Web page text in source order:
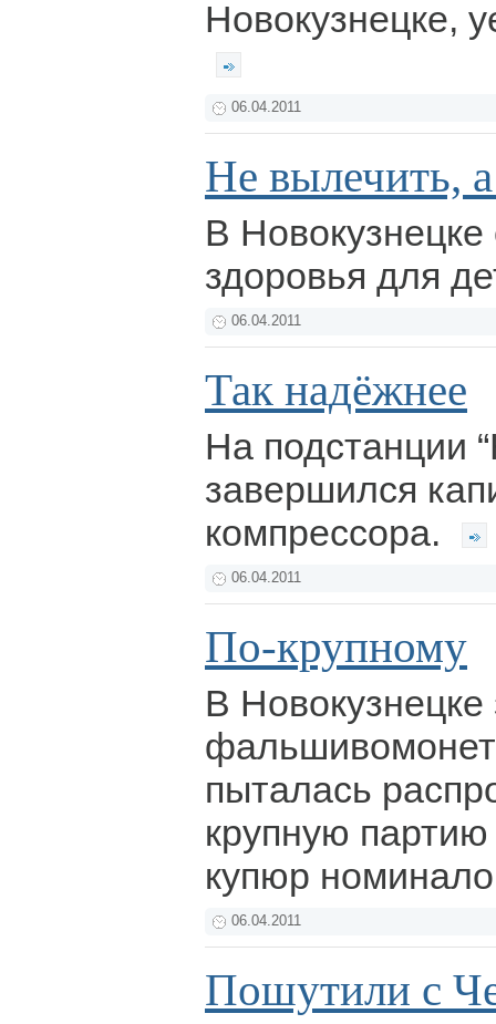
Новокузнецке,
06.04.2011
Не вылечить,
В
здоровья для
06.04.2011
Так надёжнее
На подстанции
завершился
компрессора.
06.04.2011
По-крупному
В
пыталась
крупную
купюр
06.04.2011
Пошутили с